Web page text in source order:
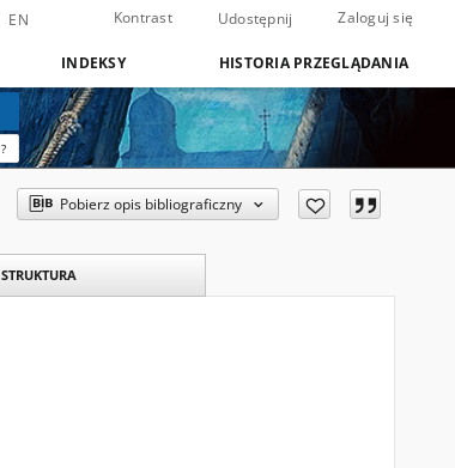
EN Kontrast Udostępnij Zaloguj się
INDEKSY HISTORIA PRZEGLĄDANIA
?
Pobierz opis bibliograficzny
STRUKTURA